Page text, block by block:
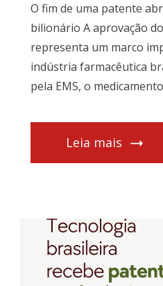
O fim de uma patente
bilionário A aprovação
representa um marco
indústria farmacêutica
pela EMS, o
Leia mais